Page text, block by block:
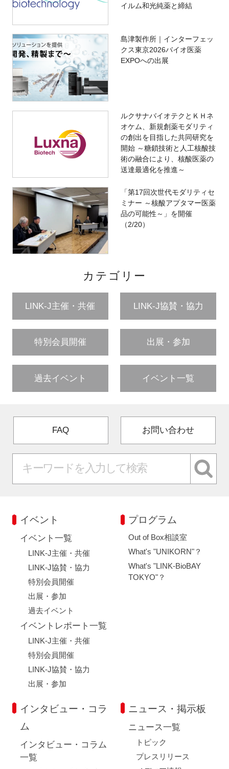
イルム和光純薬と締結
島津製作所｜インターフェッ
クス東京2026バイオ医薬
EXPOへの出展
ルクサナバイオテクとＫＨネ
オケム、新規創薬モダリティ
の創出を目指した共同研究を
開始 ～糖鎖技術と人工核酸技
術の融合により、核酸医薬の
送達最適化を推進～
「第17回次世代モダリティセ
ミナー ～核酸アプタマー医薬
品の可能性～」を開催
（2/20）
カテゴリー
LINK-J主催・共催 LINK-J協賛・協力
特別会員開催 出展・参加
過去イベント イベント一覧
FAQ お問い合わせ
イベント
イベント一覧
LINK-J主催・共催
LINK-J協賛・協力
特別会員開催
出展・参加
過去イベント
イベントレポート一覧
LINK-J主催・共催
特別会員開催
LINK-J協賛・協力
出展・参加
プログラム
Out of Box相談室
What's "UNIKORN"？
What's "LINK-BioBAY
TOKYO"？
インタビュー・コラ
ム
インタビュー・コラム
一覧
ニュース・掲示板
ニュース一覧
トピック
プレスリリース